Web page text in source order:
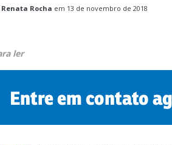
Rocha em 13 de novembro de 2018
ler